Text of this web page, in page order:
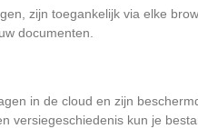
zijn toegankelijk via elke
documenten.
in de cloud en zijn
versiegeschiedenis kun je